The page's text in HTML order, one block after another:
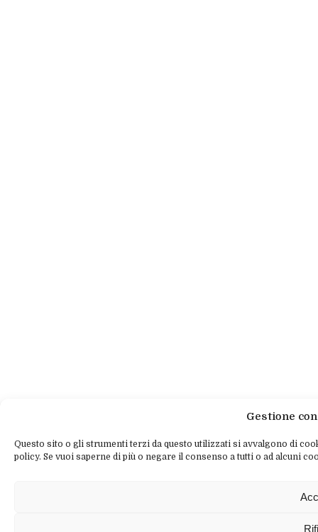
Gestione
Questo sito o gli strumenti terzi da questo utilizzati si avvalgono di
policy. Se vuoi saperne di più o negare il consenso a tutti o ad alcuni